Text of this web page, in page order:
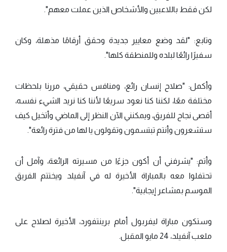
لكن فقط باللاعبين والأشخاص الذين عملت معهم".
وتابع: "لقد وضع معايير جديدة وحقق أرقامًا مذهلة، وكان
سفيرًا رائعًا لبلده وللمنطقة كلها".
وأكمل: "صلاح إنسان رائع، ومنافس حقيقي، مررنا بلحظات
مختلفة معًا، لكننا كنا نعود سريعًا لأننا كنا نريد الشيء نفسه،
أقصى نجاح للفريق، ويمكنني الآن النظر إلى الماضي وأتخيل كيف
ستشعرون وأنتم تبتسمون وتقولون يا لها من فترة رائعة".
وأتم: "يشرفني أن أكون جزءًا من مسيرته الرائعة، وآمل أن
تحتفلوا معه بالمباراة الأخيرة له في آنفيلد ويختتم الفريق
الموسم بمشاعر إيجابية".
وستكون مباراة ليفربول أمام برينتفورد، الأخيرة لصلاح على
ملعب آنفيلد، 24 مايو المقبل.